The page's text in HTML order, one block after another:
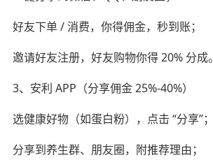
好友下单 / 消费，你得佣金，秒到账；
邀请好友注册，好友购物你得 20% 分成。
3、安利 APP（分享佣金 25%-40%）
选健康好物（如蛋白粉），点击 “分享”；
分享到养生群、朋友圈，附推荐理由；